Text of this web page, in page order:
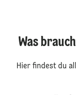
Was
Hier findest du